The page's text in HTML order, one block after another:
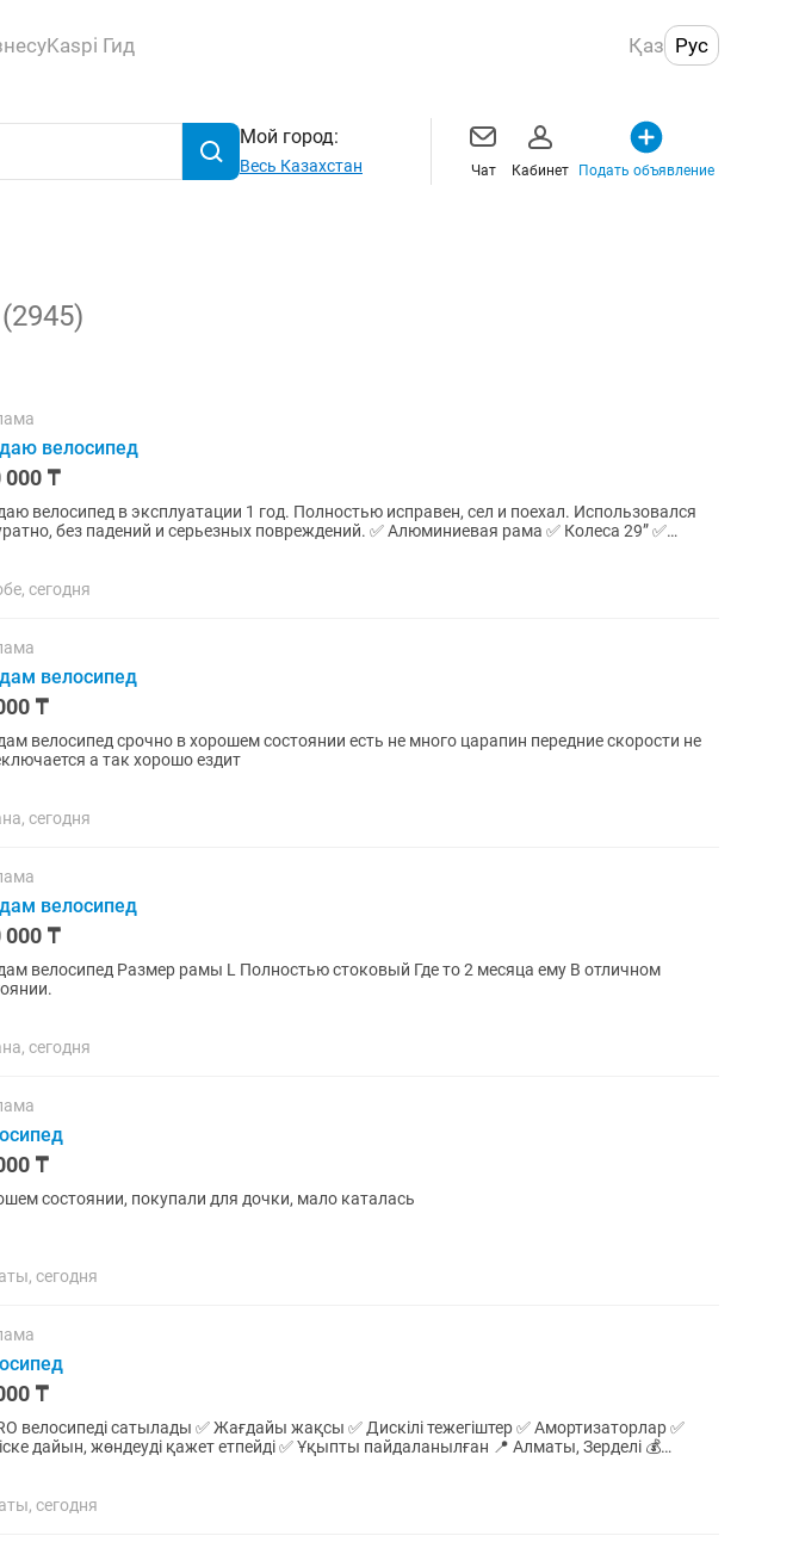
Kaspi Гид Қаз Рус
Мой город:
Весь Казахстан Чат Кабинет Подать объявление
(2945)
велосипед
000 ₸
велосипед в эксплуатации 1 год. Полностью исправен, сел и поехал. Использовался
без падений и серьезных повреждений. ✅ Алюминиевая рама ✅ Колеса 29” ✅
сегодня
велосипед
₸
велосипед срочно в хорошем состоянии есть не много царапин передние скорости не
а так хорошо ездит
сегодня
велосипед
000 ₸
велосипед Размер рамы L Полностью стоковый Где то 2 месяца ему В отличном
сегодня
₸
состоянии, покупали для дочки, мало каталась
сегодня
₸
велосипеді сатылады ✅ Жағдайы жақсы ✅ Дискілі тежегіштер ✅ Амортизаторлар ✅
дайын, жөндеуді қажет етпейді ✅ Ұқыпты пайдаланылған 📍 Алматы, Зерделі 💰
сегодня